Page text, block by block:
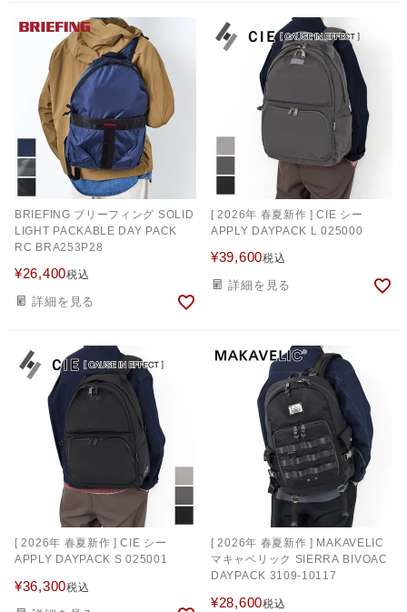
BRIEFING ブリーフィング SOLID
LIGHT PACKABLE DAY PACK
RC BRA253P28
¥26,400税込
詳細を見る
[ 2026年 春夏新作 ] CIE シー
APPLY DAYPACK L 025000
¥39,600税込
詳細を見る
[ 2026年 春夏新作 ] CIE シー
APPLY DAYPACK S 025001
¥36,300税込
[ 2026年 春夏新作 ] MAKAVELIC
マキャベリック SIERRA BIVOAC
DAYPACK 3109-10117
¥28,600税込